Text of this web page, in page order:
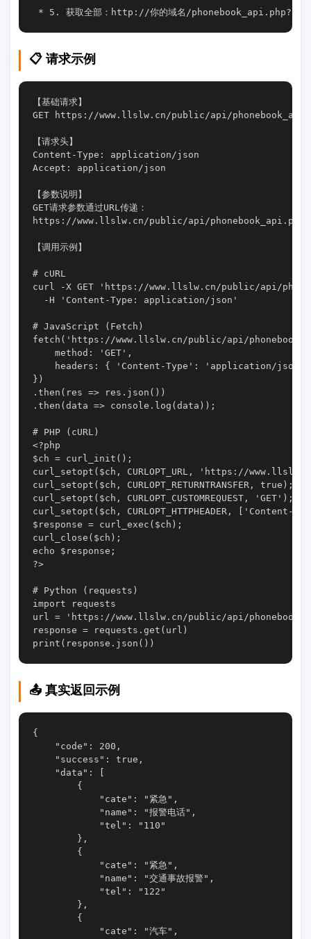
* 5. 获取全部：http://你的域名/
📋 请求示例
【基础请求】
GET https://www.llslw.cn/public/api/
【请求头】
Content-Type: application/json
Accept: application/json
【参数说明】
GET请求参数通过URL传递：
https://www.llslw.cn/public/api/
【调用示例】
# cURL
curl -X GET 'https://www.llslw.cn/public/api/
  -H 'Content-Type: application/json'
# JavaScript (Fetch)
fetch('https://www.llslw.cn/public/api/
    method: 'GET',
headers: { 'Content-Type': 'application/json'
})
.then(res => res.json())
.then(data => console.log(data));
# PHP (cURL)
<?php
$ch = curl_init();
curl_setopt($ch, CURLOPT_URL, 'https://
curl_setopt($ch, CURLOPT_RETURNTRANSFER, true);
curl_setopt($ch, CURLOPT_CUSTOMREQUEST, 'GET');
curl_setopt($ch, CURLOPT_HTTPHEADER,
$response = curl_exec($ch);
curl_close($ch);
echo $response;
?>
# Python (requests)
import requests
url = 'https://www.llslw.cn/public/api/
response = requests.get(url)
📤 真实返回示例
{
    "code": 200,
    "success": true,
    "data": [
        {
            "cate": "紧急",
            "name": "报警电话",
            "tel": "110"
        },
        {
            "cate": "紧急",
            "name": "交通事故报警",
            "tel": "122"
        },
        {
            "cate": "汽车",